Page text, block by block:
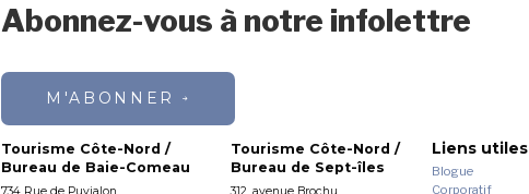
Abonnez-vous à notre infolettre
M'ABONNER
Tourisme Côte-Nord /
Bureau de Baie-Comeau
734 Rue de Puyjalon
Tourisme Côte-Nord /
Bureau de Sept-îles
312, avenue Brochu
Liens utiles
Blogue
Corporatif